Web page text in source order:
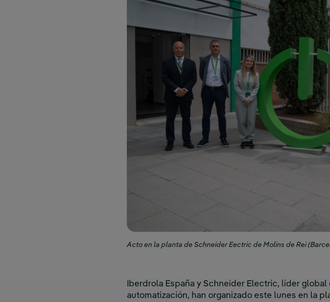
Acto en la planta de Schneider Eectric de Molins de Rei
Iberdrola España y Schneider Electric, líder
automatización, han organizado este lunes en la